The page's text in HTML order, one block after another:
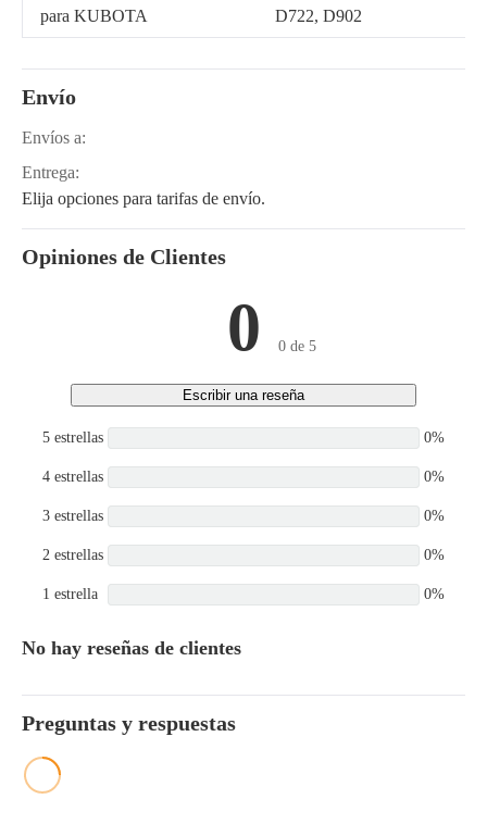
para KUBOTA D722, D902
Envío
Envíos a:
Entrega:
Elija opciones para tarifas de envío.
Opiniones de Clientes
0 0 de 5
Escribir una reseña
5 estrellas 0%
4 estrellas 0%
3 estrellas 0%
2 estrellas 0%
1 estrella 0%
No hay reseñas de clientes
Preguntas y respuestas